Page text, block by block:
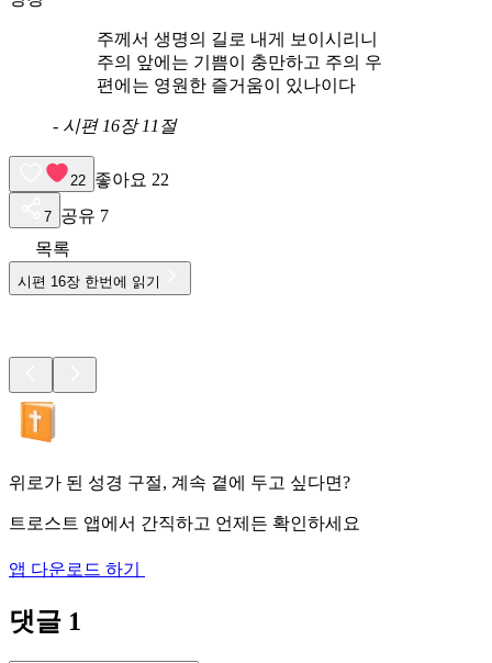
주께서 생명의 길로 내게 보이시리니
주의 앞에는 기쁨이 충만하고 주의 우
편에는 영원한 즐거움이 있나이다
- 시편 16장 11절
22 좋아요 22
7 공유 7
목록
시편 16장 한번에 읽기
위로가 된 성경 구절, 계속 곁에 두고 싶다면?
트로스트 앱에서 간직하고 언제든 확인하세요
앱 다운로드 하기
댓글 1